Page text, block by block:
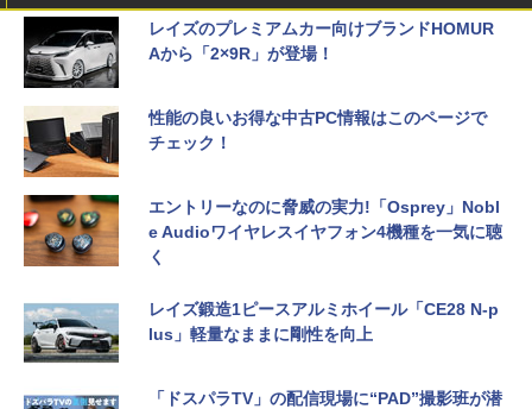
レイズのプレミアムカー向けブランドHOMUR
Aから「2×9R」が登場！
性能の良いお得な中古PC情報はこのページで
チェック！
エントリーなのに脅威の実力!「Osprey」Nobl
e Audioワイヤレスイヤフォン4機種を一気に聴
く
レイズ鍛造1ピースアルミホイール「CE28 N-p
lus」軽量なままに剛性を向上
「ドスパラTV」の配信現場に“PAD”撮影班が潜